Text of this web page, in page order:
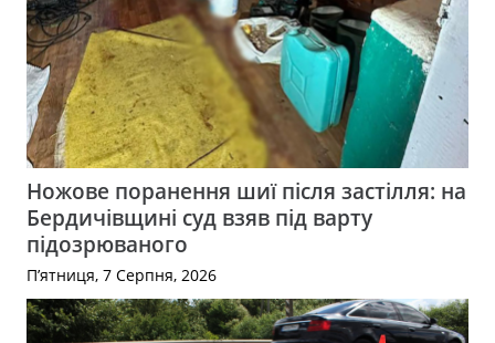
Ножове поранення шиї після застілля: на
Бердичівщині суд взяв під варту
підозрюваного
П’ятниця, 7 Серпня, 2026